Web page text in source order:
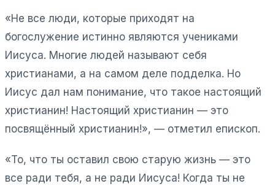
«Не все люди, которые приходят на
богослужение истинно являются учениками
Иисуса. Многие людей называют себя
христианами, а на самом деле подделка. Но
Иисус дал нам понимание, что такое настоящий
христианин! Настоящий христианин — это
посвящённый христианин!», — отметил епископ.
«То, что ты оставил свою старую жизнь — это
все ради тебя, а не ради Иисуса! Когда ты не